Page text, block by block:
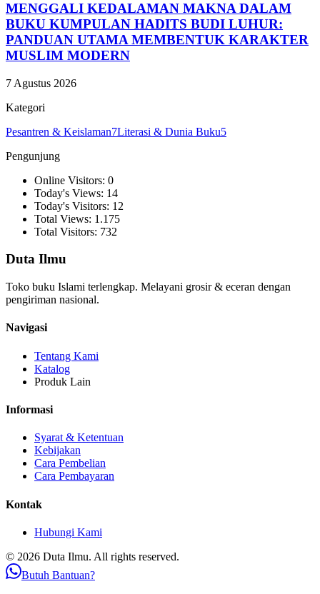
MENGGALI KEDALAMAN MAKNA DALAM
BUKU KUMPULAN HADITS BUDI LUHUR:
PANDUAN UTAMA MEMBENTUK KARAKTER
MUSLIM MODERN
7 Agustus 2026
Kategori
Pesantren & Keislaman7Literasi & Dunia Buku5
Pengunjung
Online Visitors: 0
Today's Views: 14
Today's Visitors: 12
Total Views: 1.175
Total Visitors: 732
Duta Ilmu
Toko buku Islami terlengkap. Melayani grosir & eceran dengan
pengiriman nasional.
Navigasi
Tentang Kami
Katalog
Produk Lain
Informasi
Syarat & Ketentuan
Kebijakan
Cara Pembelian
Cara Pembayaran
Kontak
Hubungi Kami
© 2026 Duta Ilmu. All rights reserved.
Butuh Bantuan?